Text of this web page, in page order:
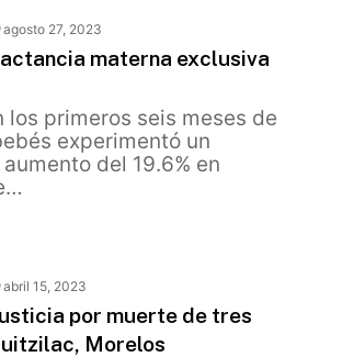
agosto 27, 2023
materna exclusiva
los primeros seis meses de
experimentó un
del 19.6% en
abril 15, 2023
por muerte de tres
Morelos